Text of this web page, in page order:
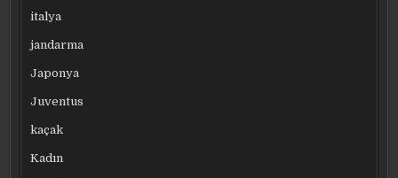
italya
jandarma
Japonya
Juventus
kaçak
Kadın